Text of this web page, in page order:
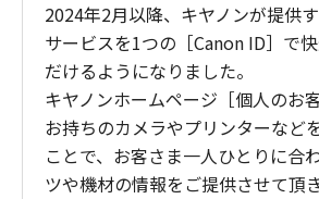
2024年2月以降、キヤノンが提供
サービスを1つの［Canon ID］で
だけるようになりました。
キヤノンホームページ［個人のお
お持ちのカメラやプリンターなど
ことで、お客さま一人ひとりに合
ツや機材の情報をご提供させて頂き